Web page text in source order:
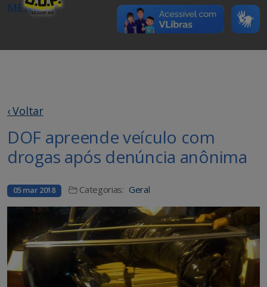
MENU
‹ Voltar
DOF apreende veículo com
drogas após denúncia anônima
05 mar 2018 Categorias: Geral